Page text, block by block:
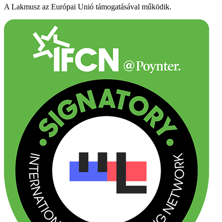
A Lakmusz az Európai Unió támogatásával működik.